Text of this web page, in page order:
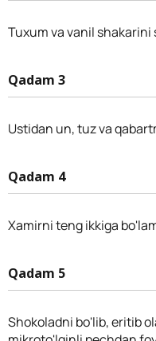
Tuxum va vanil
Qadam 3
Ustidan un, tuz va
Qadam 4
Xamirni teng ikkiga
Qadam 5
Shokoladni bo'lib, eritib